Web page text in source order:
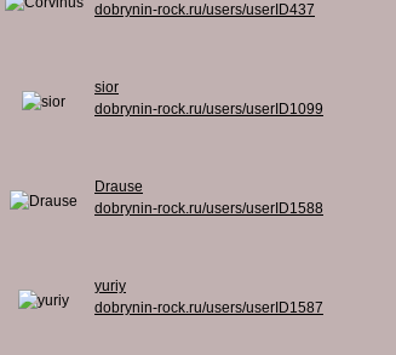
dobrynin-rock.ru/users/userID437
sior
dobrynin-rock.ru/users/userID1099
Drause
dobrynin-rock.ru/users/userID1588
yuriy
dobrynin-rock.ru/users/userID1587